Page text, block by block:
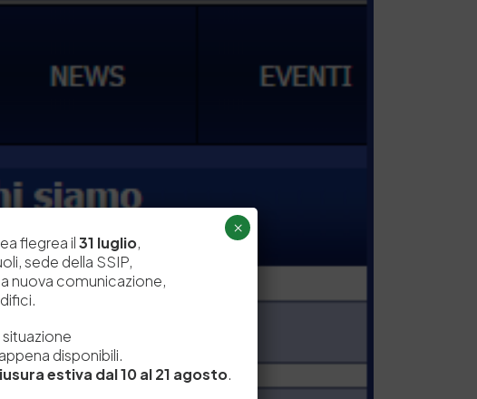
flegrea il31 luglio,
sede della SSIP,
nuova comunicazione,
disponibili.
estiva dal 10 al 21 agosto.
×